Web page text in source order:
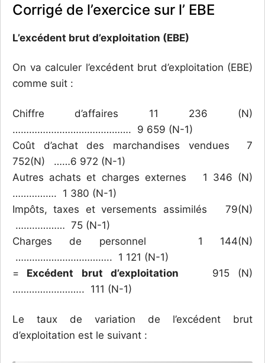
Corrigé de l’exercice sur l’ EBE
L’excédent brut d’exploitation (EBE)
On va calculer l’excédent brut d’exploitation (EBE)
comme suit :
Chiffre d’affaires 11 236 (N)
……………………………………. 9 659 (N-1)
Coût d’achat des marchandises vendues 7
752(N) ……6 972 (N-1)
Autres achats et charges externes 1 346 (N)
……………. 1 380 (N-1)
Impôts, taxes et versements assimilés 79(N)
……………… 75 (N-1)
Charges de personnel 1 144(N)
…………………………….. 1 121 (N-1)
= Excédent brut d’exploitation 915 (N)
…………………….. 111 (N-1)
Le taux de variation de l’excédent brut
d’exploitation est le suivant :